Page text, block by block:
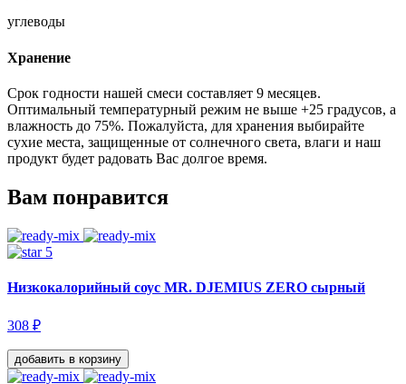
углеводы
Хранение
Срок годности нашей смеси составляет 9 месяцев.
Оптимальный температурный режим не выше +25 градусов, а
влажность до 75%. Пожалуйста, для хранения выбирайте
сухие места, защищенные от солнечного света, влаги и наш
продукт будет радовать Вас долгое время.
Вам понравится
5
Низкокалорийный соус MR. DJEMIUS ZERO сырный
308 ₽
добавить в корзину